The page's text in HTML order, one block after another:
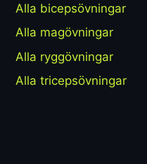
Alla bicepsövningar
Alla magövningar
Alla ryggövningar
Alla tricepsövningar